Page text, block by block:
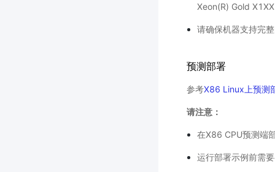
Xeon(R) Gold
请确保机器支持完
预测部署
参考X86 Linux上预测
请注意：
在X86 CPU预测端
运行部署示例前需